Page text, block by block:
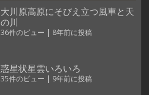
大川原高原にそびえ立つ風車と天
の川
36件のビュー | 8年前に投稿
惑星状星雲いろいろ
35件のビュー | 9年前に投稿